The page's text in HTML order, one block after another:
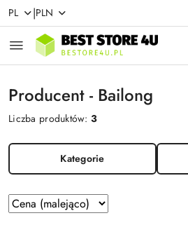
Przejdź do treści głównej
Przejdź do wyszukiwarki
Przejdź do moje konto
Przejdź do menu głównego
Przejdź do stopki
PL |PLN
Producent - Bailong
Liczba produktów:3
Kategorie
Zastosowano
sortowanie:
Sortuj
według